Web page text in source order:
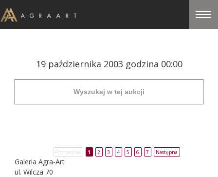
19 października 2003 godzina 00:00
Poprzednia 1 2 3 4 5 6 7 Następna
Galeria Agra-Art
ul. Wilcza 70